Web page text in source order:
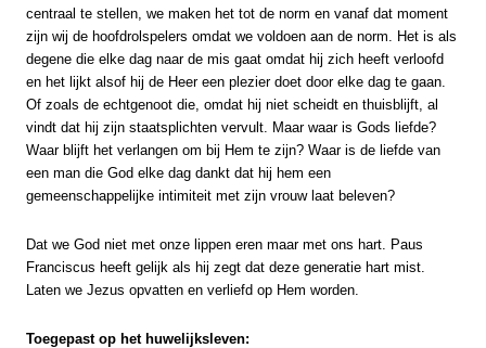
centraal te stellen, we maken het tot de norm en vanaf dat moment
zijn wij de hoofdrolspelers omdat we voldoen aan de norm. Het is als
degene die elke dag naar de mis gaat omdat hij zich heeft verloofd
en het lijkt alsof hij de Heer een plezier doet door elke dag te gaan.
Of zoals de echtgenoot die, omdat hij niet scheidt en thuisblijft, al
vindt dat hij zijn staatsplichten vervult. Maar waar is Gods liefde?
Waar blijft het verlangen om bij Hem te zijn? Waar is de liefde van
een man die God elke dag dankt dat hij hem een
gemeenschappelijke intimiteit met zijn vrouw laat beleven?
Dat we God niet met onze lippen eren maar met ons hart. Paus
Franciscus heeft gelijk als hij zegt dat deze generatie hart mist.
Laten we Jezus opvatten en verliefd op Hem worden.
Toegepast op het huwelijksleven: